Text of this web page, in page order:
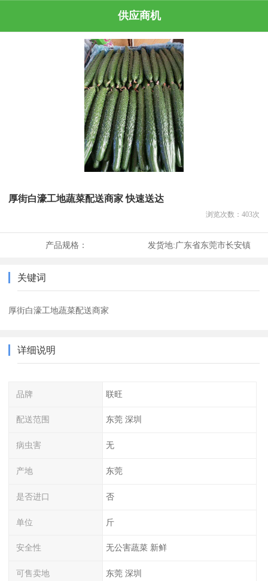
供应商机
厚街白濠工地蔬菜配送商家 快速送达
浏览次数： 403次
产品规格： 发货地:广东省东莞市长安镇
关键词
厚街白濠工地蔬菜配送商家
详细说明
品牌 联旺
配送范围 东莞 深圳
病虫害 无
产地 东莞
是否进口 否
单位 斤
安全性 无公害蔬菜 新鲜
可售卖地 东莞 深圳